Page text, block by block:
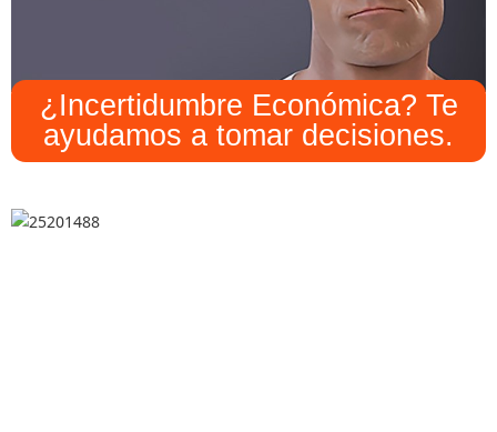
¿Incertidumbre Económica? Te
ayudamos a tomar decisiones.